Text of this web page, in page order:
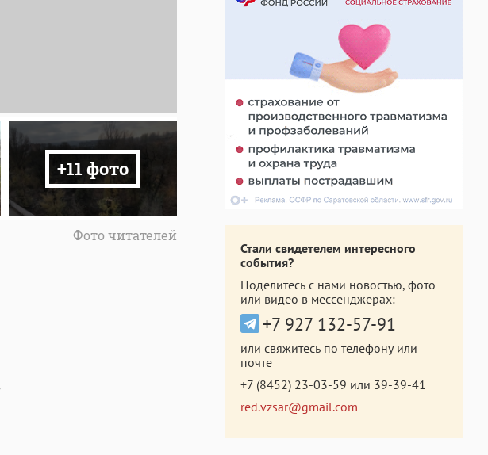
+11 фото
Фото читателей
Стали свидетелем интересного
события?
Поделитесь с нами новостью, фото
или видео в мессенджерах:
+7 927 132-57-91
или свяжитесь по телефону или
почте
+7 (8452) 23-03-59 или 39-39-41
red.vzsar@gmail.com